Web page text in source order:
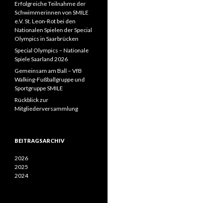
Erfolgreiche Teilnahme der
Schwimmerinnen von SMILE
e.V. St. Leon-Rot bei den
Nationalen Spielen der Special
Olympics in Saarbrücken
Special Olympics – Nationale
Spiele Saarland 2026
Gemeinsam am Ball – VfB
Walking-Fußballgruppe und
Sportgruppe SMILE
Rückblick zur
Mitgliederversammlung
BEITRAGSARCHIV
2026
2025
2024